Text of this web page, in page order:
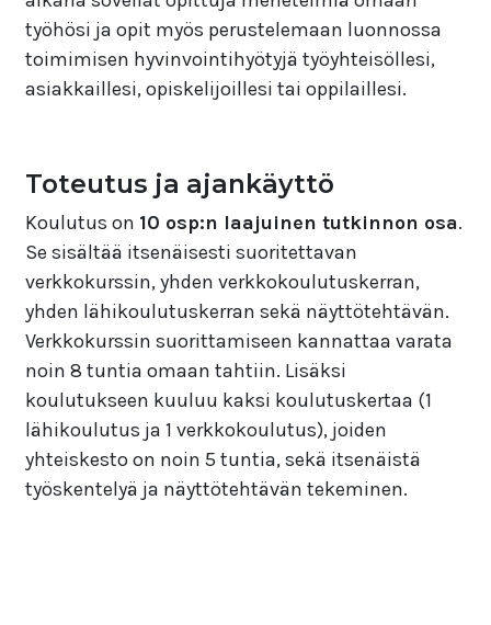
työhösi ja opit myös perustelemaan luonnossa
toimimisen hyvinvointihyötyjä työyhteisöllesi,
asiakkaillesi, opiskelijoillesi tai oppilaillesi.
Toteutus ja ajankäyttö
Koulutus on 10 osp:n laajuinen tutkinnon osa.
Se sisältää itsenäisesti suoritettavan
verkkokurssin, yhden verkkokoulutuskerran,
yhden lähikoulutuskerran sekä näyttötehtävän.
Verkkokurssin suorittamiseen kannattaa varata
noin 8 tuntia omaan tahtiin. Lisäksi
koulutukseen kuuluu kaksi koulutuskertaa (1
lähikoulutus ja 1 verkkokoulutus), joiden
yhteiskesto on noin 5 tuntia, sekä itsenäistä
työskentelyä ja näyttötehtävän tekeminen.